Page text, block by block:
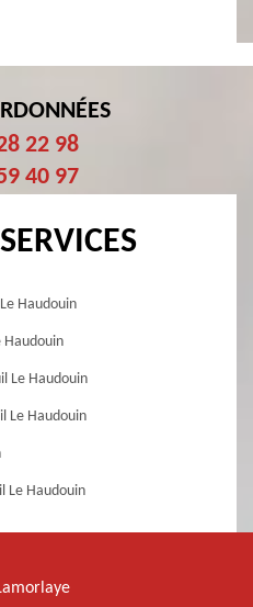
22 98
40 97
Haudouin
Haudouin
Le Haudouin
Le Haudouin
Le Haudouin